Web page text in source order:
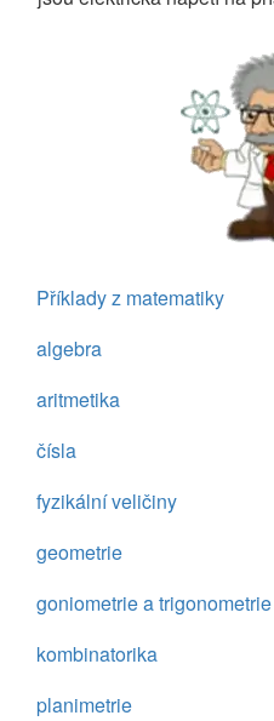
Příklady z matematiky
algebra
aritmetika
čísla
fyzikální veličiny
geometrie
goniometrie a trigonometrie
kombinatorika
planimetrie